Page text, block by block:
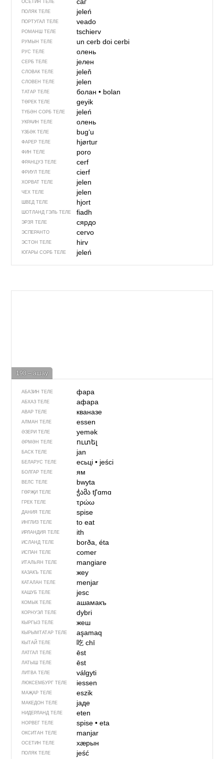
ОСЕТИН ТЕЛЕ
ПОЛЯК ТЕЛЕ jeleń
ПОРТУГАЛ ТЕЛЕ veado
РОМАНШ ТЕЛЕ tschierv
РУМЫН ТЕЛЕ un cerbdoi cerbi
РУС ТЕЛЕ олень
СЕРБ ТЕЛЕ јелен
СЛОВАК ТЕЛЕ jeleň
СЛОВЕН ТЕЛЕ jelen
ТАТАР ТЕЛЕ болан• bolan
ТӨРЕК ТЕЛЕ geyik
ТҮБӘН СОРБ ТЕЛЕ jeleń
УКРАИН ТЕЛЕ олень
ҮЗБӘК ТЕЛЕ bugʻu
ФАРЕР ТЕЛЕ hjørtur
ФИН ТЕЛЕ poro
ФРАНЦУЗ ТЕЛЕ cerf
ФРИУЛ ТЕЛЕ cierf
ХОРВАТ ТЕЛЕ jelen
ЧЕХ ТЕЛЕ jelen
ШВЕД ТЕЛЕ hjort
ШОТЛАНД ГЭЛЬ ТЕЛЕ fiadh
ЭРЗЯ ТЕЛЕ сярдо
ЭСПЕРАНТО cervo
ЭСТОН ТЕЛЕ hirv
ЮГАРЫ СОРБ ТЕЛЕ jeleń
198 – ашау
АБАЗИН ТЕЛЕ фара
АБХАЗ ТЕЛЕ афара
АВАР ТЕЛЕ кваназе
АЛМАН ТЕЛЕ essen
ӘЗЕРИ ТЕЛЕ yemək
ӘРМӘН ТЕЛЕ ուտել
БАСК ТЕЛЕ jan
БЕЛАРУС ТЕЛЕ есьці• jeści
БОЛГАР ТЕЛЕ ям
ВЕЛС ТЕЛЕ bwyta
ГӨРҖИ ТЕЛЕ ჭამაtʃʼɑmɑ
ГРЕК ТЕЛЕ τρώω
ДАНИЯ ТЕЛЕ spise
ИНГЛИЗ ТЕЛЕ to eat
ИРЛАНДИЯ ТЕЛЕ ith
ИСЛАНД ТЕЛЕ borða, éta
ИСПАН ТЕЛЕ comer
ИТАЛЬЯН ТЕЛЕ mangiare
КАЗАКЪ ТЕЛЕ жеу
КАТАЛАН ТЕЛЕ menjar
КАШУБ ТЕЛЕ jesc
КОМЫК ТЕЛЕ ашамакъ
КОРНУЭЛ ТЕЛЕ dybri
КЫРГЫЗ ТЕЛЕ жеш
КЫРЫМТАТАР ТЕЛЕ aşamaq
КЫТАЙ ТЕЛЕ 吃chī
ЛАТГАЛ ТЕЛЕ ēst
ЛАТЫШ ТЕЛЕ ēst
ЛИТВА ТЕЛЕ válgyti
ЛЮКСЕМБУРГ ТЕЛЕ iessen
МАҖАР ТЕЛЕ eszik
МАКЕДОН ТЕЛЕ јаде
НИДЕРЛАНД ТЕЛЕ eten
НОРВЕГ ТЕЛЕ spise• eta
ОКСИТАН ТЕЛЕ manjar
ОСЕТИН ТЕЛЕ хӕрын
ПОЛЯК ТЕЛЕ jeść